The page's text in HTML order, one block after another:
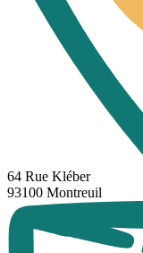
64 Rue Kléber
93100 Montreuil